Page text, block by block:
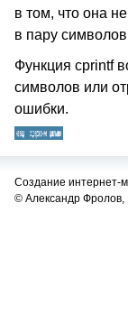
в том, что она
в пару символов
Функция cprintf
символов или
ошибки.
Создание интернет-
© Александр Фролов,